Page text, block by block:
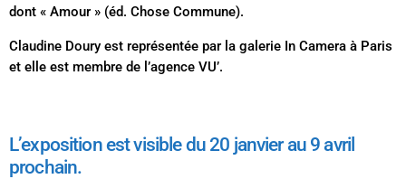
dont « Amour » (éd. Chose Commune).
Claudine Doury est représentée par la galerie In Camera à Paris
et elle est membre de l’agence VU’.
L’exposition est visible du 20 janvier au 9 avril
prochain.